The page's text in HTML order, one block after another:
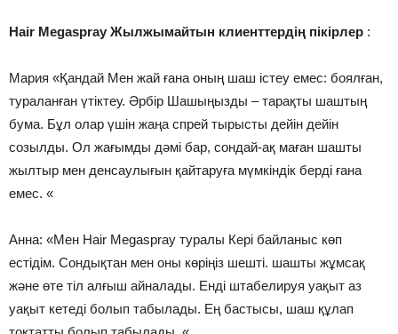
Hair Megaspray Жылжымайтын клиенттердің пікірлер :
Мария «Қандай Мен жай ғана оның шаш істеу емес: боялған,
тураланған үтіктеу. Әрбір Шашыңызды – тарақты шаштың
бума. Бұл олар үшін жаңа спрей тырысты дейін дейін
созылды. Ол жағымды дәмі бар, сондай-ақ маған шашты
жылтыр мен денсаулығын қайтаруға мүмкіндік берді ғана
емес. «
Анна: «Мен Hair Megaspray туралы Кері байланыс көп
естідім. Сондықтан мен оны көріңіз шешті. шашты жұмсақ
және өте тіл алғыш айналады. Енді штабелируя уақыт аз
уақыт кетеді болып табылады. Ең бастысы, шаш құлап